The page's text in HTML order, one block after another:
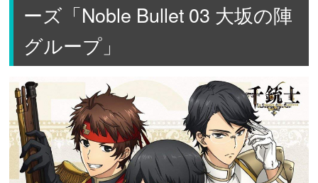
ーズ「Noble Bullet 03 大坂の陣
グループ」